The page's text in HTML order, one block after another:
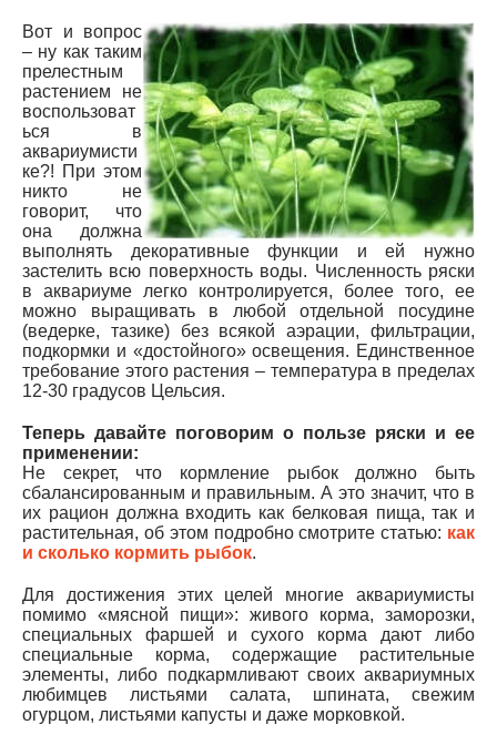
Вот и вопрос
– ну как таким
прелестным
растением не
воспользоват
ься в
аквариумисти
ке?! При этом
никто не
говорит, что
она должна
выполнять декоративные функции и ей нужно
застелить всю поверхность воды. Численность ряски
в аквариуме легко контролируется, более того, ее
можно выращивать в любой отдельной посудине
(ведерке, тазике) без всякой аэрации, фильтрации,
подкормки и «достойного» освещения. Единственное
требование этого растения – температура в пределах
12-30 градусов Цельсия.
Теперь давайте поговорим о пользе ряски и ее
применении:
Не секрет, что кормление рыбок должно быть
сбалансированным и правильным. А это значит, что в
их рацион должна входить как белковая пища, так и
растительная, об этом подробно смотрите статью: как
и сколько кормить рыбок.
Для достижения этих целей многие аквариумисты
помимо «мясной пищи»: живого корма, заморозки,
специальных фаршей и сухого корма дают либо
специальные корма, содержащие растительные
элементы, либо подкармливают своих аквариумных
любимцев листьями салата, шпината, свежим
огурцом, листьями капусты и даже морковкой.